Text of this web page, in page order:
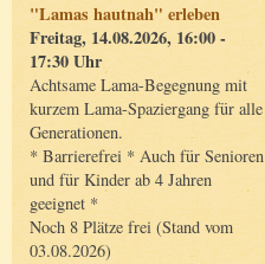
"Lamas hautnah" erleben
Freitag, 14.08.2026, 16:00 -
17:30 Uhr
Achtsame Lama-Begegnung mit
kurzem Lama-Spaziergang für alle
Generationen.
* Barrierefrei * Auch für Senioren
und für Kinder ab 4 Jahren
geeignet *
Noch 8 Plätze frei (Stand vom
03.08.2026)